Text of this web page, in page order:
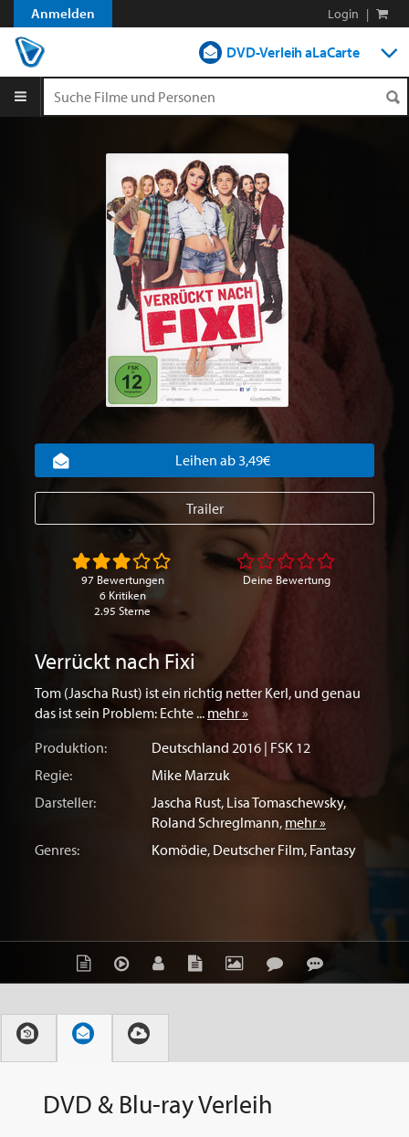
Anmelden Login |
DVD-Verleih aLaCarte
Shop
Blog
Verrückt nach Fixi
Tom (Jascha Rust) ist ein richtig netter Kerl, und genau
das ist sein Problem: Echte ... mehr »
Produktion:
Deutschland 2016 | FSK 12
Regie:
Mike Marzuk
Darsteller:
Jascha Rust, Lisa Tomaschewsky,
Roland Schreglmann, mehr »
Genres:
Komödie, Deutscher Film, Fantasy
Leihen ab 3,49€
Trailer
97 Bewertungen
6 Kritiken
2.95 Sterne
Deine Bewertung
DVD & Blu-ray Verleih